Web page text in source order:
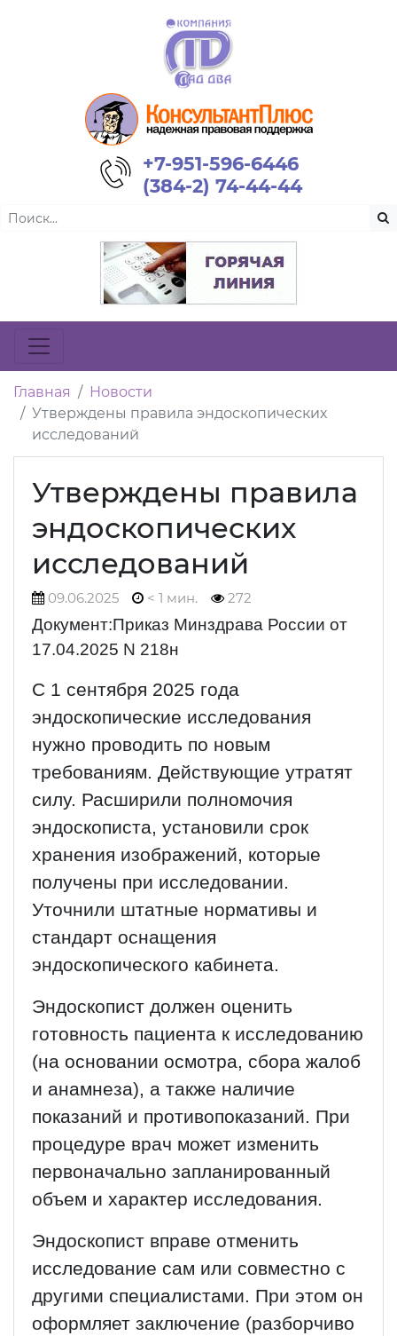
+7-951-596-6446
(384-2) 74-44-44
Главная
Новости
Утверждены правила эндоскопических
исследований
Утверждены правила
эндоскопических
исследований
09.06.2025 < 1 мин. 272
Документ:Приказ Минздрава России от
17.04.2025 N 218н
С 1 сентября 2025 года
эндоскопические исследования
нужно проводить по новым
требованиям. Действующие утратят
силу. Расширили полномочия
эндоскописта, установили срок
хранения изображений, которые
получены при исследовании.
Уточнили штатные нормативы и
стандарт оснащения
эндоскопического кабинета.
Эндоскопист должен оценить
готовность пациента к исследованию
(на основании осмотра, сбора жалоб
и анамнеза), а также наличие
показаний и противопоказаний. При
процедуре врач может изменить
первоначально запланированный
объем и характер исследования.
Эндоскопист вправе отменить
исследование сам или совместно с
другими специалистами. При этом он
оформляет заключение (разборчиво